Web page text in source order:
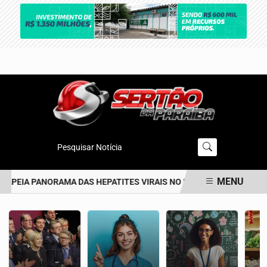
Pesquisar Notícia
PANORAMA DAS HEPATITES VIRAIS NO BRASIL NOS ÚLTIMOS
MENU